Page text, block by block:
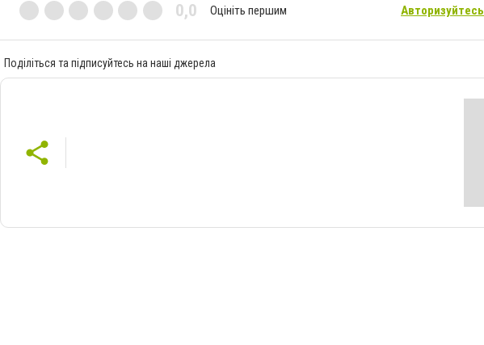
0,0 Оцініть першим Авторизуйтесь
Поділіться та підписуйтесь на наші джерела